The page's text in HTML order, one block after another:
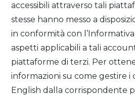
accessibili attraverso tali
stesse hanno messo a
in conformità con
aspetti applicabili a tali
piattaforme di terzi. Per
informazioni su come gestire i
English dalla corrispondente